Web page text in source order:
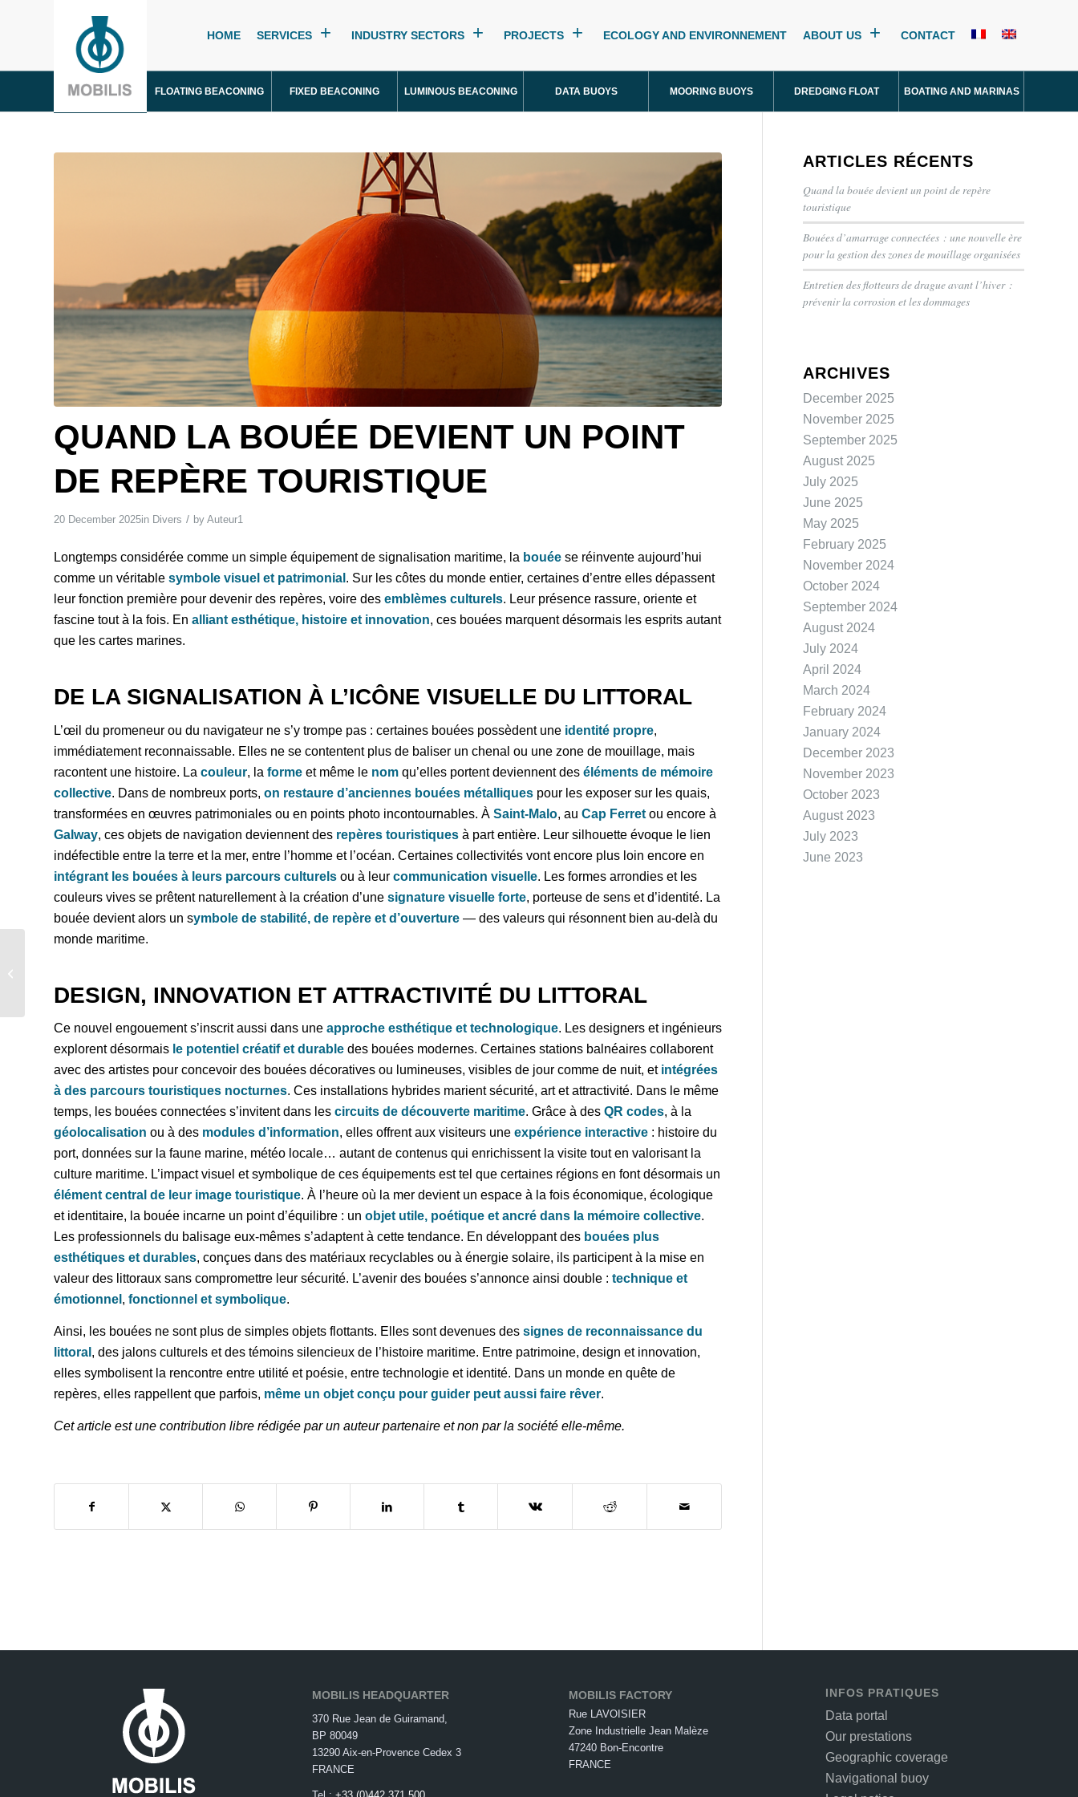
HOME SERVICES INDUSTRY SECTORS PROJECTS ECOLOGY AND ENVIRONNEMENT ABOUT US CONTACT
FLOATING BEACONING FIXED BEACONING LUMINOUS BEACONING DATA BUOYS MOORING BUOYS DREDGING FLOAT BOATING AND MARINAS
QUAND LA BOUÉE DEVIENT UN POINT
DE REPÈRE TOURISTIQUE
20 December 2025in Divers / by Auteur1
Longtemps considérée comme un simple équipement de signalisation maritime, la bouée se réinvente aujourd’hui
comme un véritable symbole visuel et patrimonial . Sur les côtes du monde entier, certaines d’entre elles dépassent
leur fonction première pour devenir des repères, voire des emblèmes culturels. Leur présence rassure, oriente et
fascine tout à la fois. En alliant esthétique, histoire et innovation, ces bouées marquent désormais les esprits autant
que les cartes marines.
DE LA SIGNALISATION À L’ICÔNE VISUELLE DU LITTORAL
L’œil du promeneur ou du navigateur ne s’y trompe pas : certaines bouées possèdent une identité propre,
immédiatement reconnaissable. Elles ne se contentent plus de baliser un chenal ou une zone de mouillage, mais
racontent une histoire. La couleur, la forme et même le nom qu’elles portent deviennent des éléments de mémoire
collective. Dans de nombreux ports, on restaure d’anciennes bouées métalliques pour les exposer sur les quais,
transformées en œuvres patrimoniales ou en points photo incontournables. À Saint-Malo, au Cap Ferret ou encore à
Galway, ces objets de navigation deviennent des repères touristiques à part entière. Leur silhouette évoque le lien
indéfectible entre la terre et la mer, entre l’homme et l’océan. Certaines collectivités vont encore plus loin encore en
intégrant les bouées à leurs parcours culturels ou à leur communication visuelle. Les formes arrondies et les
couleurs vives se prêtent naturellement à la création d’une signature visuelle forte, porteuse de sens et d’identité. La
bouée devient alors un symbole de stabilité, de repère et d’ouverture — des valeurs qui résonnent bien au-delà du
monde maritime.
DESIGN, INNOVATION ET ATTRACTIVITÉ DU LITTORAL
Ce nouvel engouement s’inscrit aussi dans une approche esthétique et technologique. Les designers et ingénieurs
explorent désormais le potentiel créatif et durable des bouées modernes. Certaines stations balnéaires collaborent
avec des artistes pour concevoir des bouées décoratives ou lumineuses, visibles de jour comme de nuit, et intégrées
à des parcours touristiques nocturnes. Ces installations hybrides marient sécurité, art et attractivité. Dans le même
temps, les bouées connectées s’invitent dans les circuits de découverte maritime. Grâce à des QR codes, à la
géolocalisation ou à des modules d’information, elles offrent aux visiteurs une expérience interactive : histoire du
port, données sur la faune marine, météo locale… autant de contenus qui enrichissent la visite tout en valorisant la
culture maritime. L’impact visuel et symbolique de ces équipements est tel que certaines régions en font désormais un
élément central de leur image touristique. À l’heure où la mer devient un espace à la fois économique, écologique
et identitaire, la bouée incarne un point d’équilibre : un objet utile, poétique et ancré dans la mémoire collective.
Les professionnels du balisage eux-mêmes s’adaptent à cette tendance. En développant des bouées plus
esthétiques et durables, conçues dans des matériaux recyclables ou à énergie solaire, ils participent à la mise en
valeur des littoraux sans compromettre leur sécurité. L’avenir des bouées s’annonce ainsi double : technique et
émotionnel , fonctionnel et symbolique.
Ainsi, les bouées ne sont plus de simples objets flottants. Elles sont devenues des signes de reconnaissance du
littoral , des jalons culturels et des témoins silencieux de l’histoire maritime. Entre patrimoine, design et innovation,
elles symbolisent la rencontre entre utilité et poésie, entre technologie et identité. Dans un monde en quête de
repères, elles rappellent que parfois, même un objet conçu pour guider peut aussi faire rêver.
Cet article est une contribution libre rédigée par un auteur partenaire et non par la société elle-même.
ARTICLES RÉCENTS
Quand la bouée devient un point de repère
touristique
Bouées d’amarrage connectées : une nouvelle ère
pour la gestion des zones de mouillage organisées
Entretien des flotteurs de drague avant l’hiver :
prévenir la corrosion et les dommages
ARCHIVES
December 2025
November 2025
September 2025
August 2025
July 2025
June 2025
May 2025
February 2025
November 2024
October 2024
September 2024
August 2024
July 2024
April 2024
March 2024
February 2024
January 2024
December 2023
November 2023
October 2023
August 2023
July 2023
June 2023
MOBILIS HEADQUARTER
370 Rue Jean de Guiramand,
BP 80049
13290 Aix-en-Provence Cedex 3
FRANCE
MOBILIS FACTORY
Rue LAVOISIER
Zone Industrielle Jean Malèze
47240 Bon-Encontre
FRANCE
INFOS PRATIQUES
Data portal
Our prestations
Geographic coverage
Navigational buoy
gestion des...